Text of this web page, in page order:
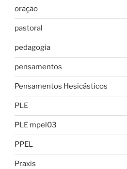
oração
pastoral
pedagogia
pensamentos
Pensamentos Hesicásticos
PLE
PLE mpel03
PPEL
Praxis